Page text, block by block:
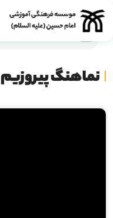
نماهنگ پیروزیم